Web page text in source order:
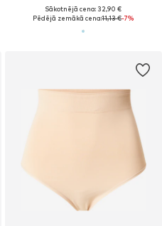
Sākotnējā cena: 32,90 €
Pēdējā zemākā cena:11,13 €-7%